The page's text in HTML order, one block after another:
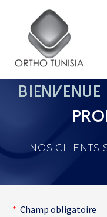
BIENVENUE
NOS CLIENTS
* Champ obligatoire